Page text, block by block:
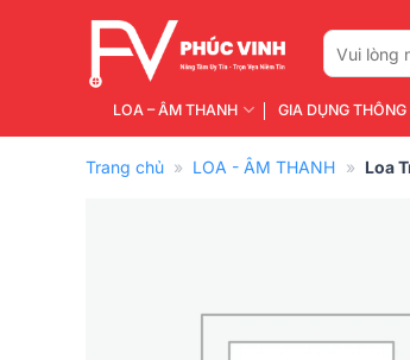
Tìm
kiếm:
LOA – ÂM THANH GIA DỤNG THÔNG
Trang chủ » LOA - ÂM THANH » Loa